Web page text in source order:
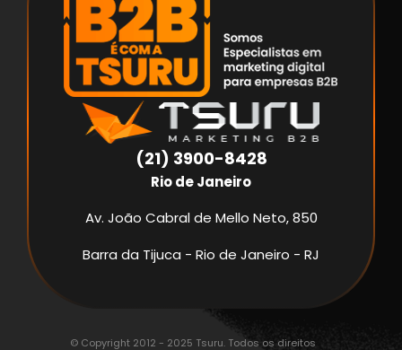
(21) 3900-8428
Rio de Janeiro
Av. João Cabral de Mello Neto, 850
Barra da Tijuca - Rio de Janeiro - RJ
© Copyright 2012 - 2025 Tsuru. Todos os direitos